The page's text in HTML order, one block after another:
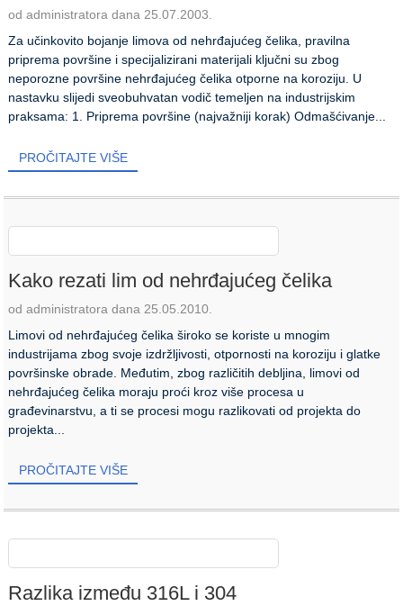
od administratora dana 25.07.2003.
Za učinkovito bojanje limova od nehrđajućeg čelika, pravilna
priprema površine i specijalizirani materijali ključni su zbog
neporozne površine nehrđajućeg čelika otporne na koroziju. U
nastavku slijedi sveobuhvatan vodič temeljen na industrijskim
praksama: 1. Priprema površine (najvažniji korak) Odmašćivanje...
PROČITAJTE VIŠE
Kako rezati lim od nehrđajućeg čelika
od administratora dana 25.05.2010.
Limovi od nehrđajućeg čelika široko se koriste u mnogim
industrijama zbog svoje izdržljivosti, otpornosti na koroziju i glatke
površinske obrade. Međutim, zbog različitih debljina, limovi od
nehrđajućeg čelika moraju proći kroz više procesa u
građevinarstvu, a ti se procesi mogu razlikovati od projekta do
projekta...
PROČITAJTE VIŠE
Razlika između 316L i 304